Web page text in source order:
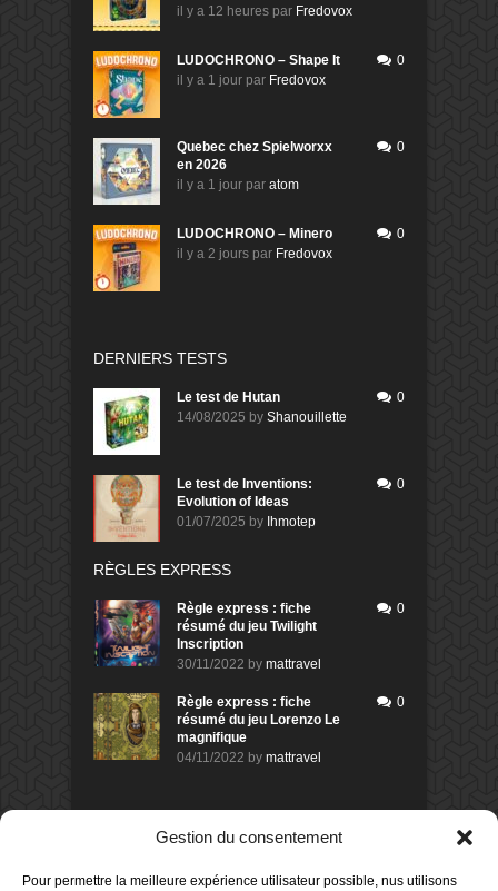
Gestion du consentement
Pour permettre la meilleure expérience utilisateur possible, nus utilisons
il y a 12 heures par Fredovox
LUDOCHRONO – Shape It
il y a 1 jour par Fredovox
0
Quebec chez Spielworxx
en 2026
il y a 1 jour par atom
0
LUDOCHRONO – Minero
il y a 2 jours par Fredovox
0
DERNIERS TESTS
Le test de Hutan
14/08/2025 by Shanouillette
0
Le test de Inventions:
Evolution of Ideas
01/07/2025 by Ihmotep
0
RÈGLES EXPRESS
Règle express : fiche
résumé du jeu Twilight
Inscription
30/11/2022 by mattravel
0
Règle express : fiche
résumé du jeu Lorenzo Le
magnifique
04/11/2022 by mattravel
0
DERNIERS AVIS DES MEMBRES
Avis de